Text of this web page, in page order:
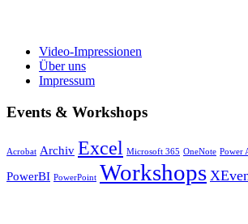
Video-Impressionen
Über uns
Impressum
Events & Workshops
Acrobat Archiv Excel Microsoft 365 OneNote Power
PowerBI PowerPoint Workshops